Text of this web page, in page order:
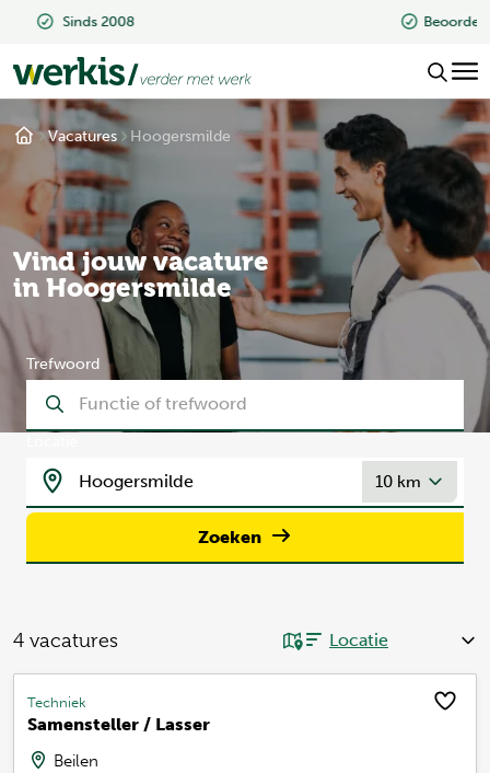
Beoordeeld met een 9.2
Vacatures Hoogersmilde
Vind jouw vacature
in Hoogersmilde
Trefwoord
Zoeken
4 vacatures
Techniek
Samensteller / Lasser
Beilen